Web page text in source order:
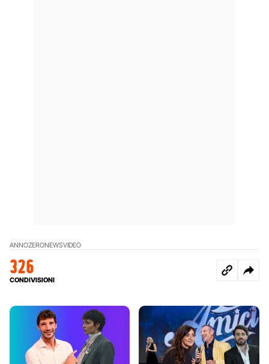
ANNOZERONEWSVIDEO
326
CONDIVISIONI